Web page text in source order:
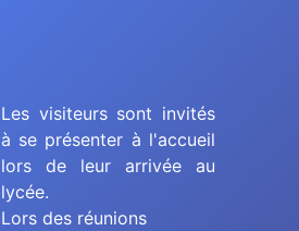
Les visiteurs sont invités
à se présenter à l'accueil
lors de leur arrivée au
lycée.
Lors des réunions